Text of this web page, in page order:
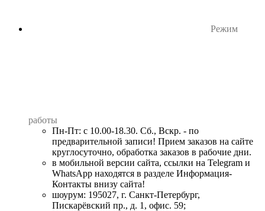
Режим
работы
Пн-Пт: с 10.00-18.30. Сб., Вскр. - по
предварительной записи! Прием заказов на сайте
круглосуточно, обработка заказов в рабочие дни.
в мобильной версии сайта, ссылки на Telegram и
WhatsApp находятся в разделе Информация-
Контакты внизу сайта!
шоурум: 195027, г. Санкт-Петербург,
Пискарёвский пр., д. 1, офис. 59;